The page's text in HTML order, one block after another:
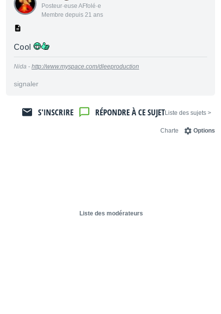
Posteur·euse AFfolé·e
Membre depuis 21 ans
Cool
Nida - http://www.myspace.com/dleeproduction
signaler
< Liste des sujets
RÉPONDRE À CE SUJET
S'INSCRIRE
Options
Charte
Liste des modérateurs